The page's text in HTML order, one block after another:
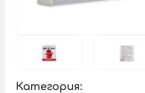
Категория: